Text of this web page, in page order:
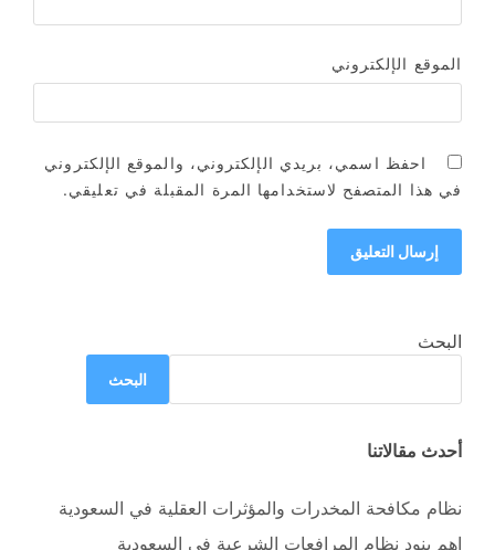
الموقع الإلكتروني
احفظ اسمي، بريدي الإلكتروني، والموقع الإلكتروني
في هذا المتصفح لاستخدامها المرة المقبلة في تعليقي.
البحث
البحث
أحدث مقالاتنا
نظام مكافحة المخدرات والمؤثرات العقلية في السعودية
اهم بنود نظام المرافعات الشرعية في السعودية